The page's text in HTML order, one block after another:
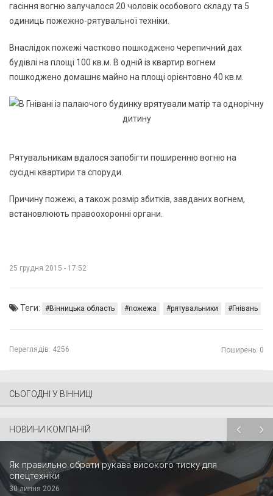
гасіння вогню залучалося 20 чоловік особового складу та 5
одиниць пожежно-рятувальної техніки.
Внаслідок пожежі частково пошкоджено черепичний дах
будівлі на площі 100 кв.м. В одній із квартир вогнем
пошкоджено домашнє майно на площі орієнтовно 40 кв.м.
Рятувальникам вдалося запобігти поширенню вогню на
сусідні квартири та споруди.
Причину пожежі, а також розмір збитків, завданих вогнем,
встановлюють правоохоронні органи.
25 грудня 2015 - 17:52
Теги: Вінницька область пожежа рятувальники Гнівань
Переглядів: 4256 Поширень: 0
СЬОГОДНІ У ВІННИЦІ
НОВИНИ КОМПАНІЙ
Як правильно обрати рукава високого тиску для
спецтехніки
30 липня 2026